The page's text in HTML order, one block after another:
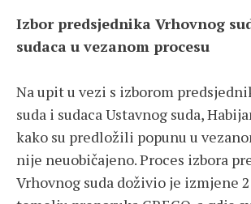
Izbor predsjednika Vrhovnog
sudaca u vezanom procesu
Na upit u vezi s izborom
suda i sudaca Ustavnog suda,
kako su predložili popunu u
nije neuobičajeno. Proces izbora
Vrhovnog suda doživio je izmjene